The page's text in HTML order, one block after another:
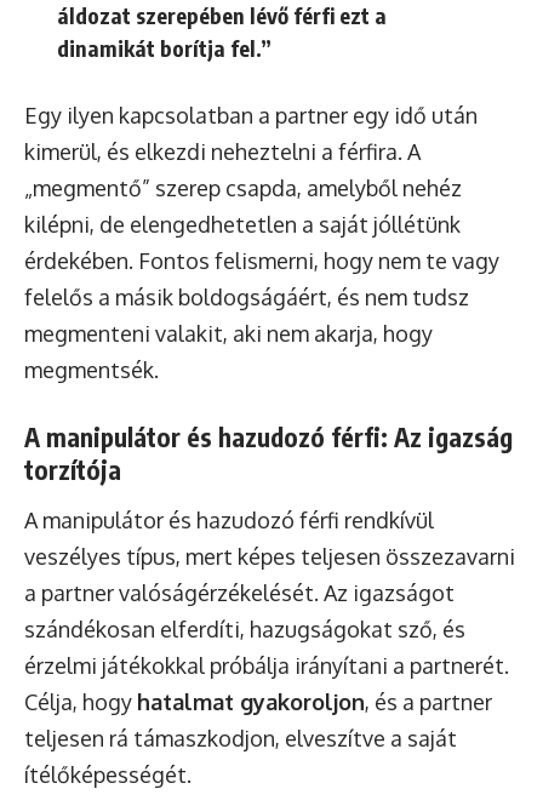
áldozat szerepében lévő férfi ezt a
dinamikát borítja fel.”
Egy ilyen kapcsolatban a partner egy idő után
kimerül, és elkezdi neheztelni a férfira. A
„megmentő” szerep csapda, amelyből nehéz
kilépni, de elengedhetetlen a saját jóllétünk
érdekében. Fontos felismerni, hogy nem te vagy
felelős a másik boldogságáért, és nem tudsz
megmenteni valakit, aki nem akarja, hogy
megmentsék.
A manipulátor és hazudozó férfi: Az igazság
torzítója
A manipulátor és hazudozó férfi rendkívül
veszélyes típus, mert képes teljesen összezavarni
a partner valóságérzékelését. Az igazságot
szándékosan elferdíti, hazugságokat sző, és
érzelmi játékokkal próbálja irányítani a partnerét.
Célja, hogy hatalmat gyakoroljon, és a partner
teljesen rá támaszkodjon, elveszítve a saját
ítélőképességét.